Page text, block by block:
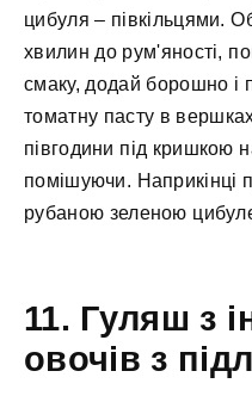
цибуля – півкільцями.
хвилин до рум'яності,
смаку, додай борошно і
томатну пасту в
півгодини під кришкою
помішуючи. Наприкінці
рубаною зеленою
11. Гуляш з
овочів з